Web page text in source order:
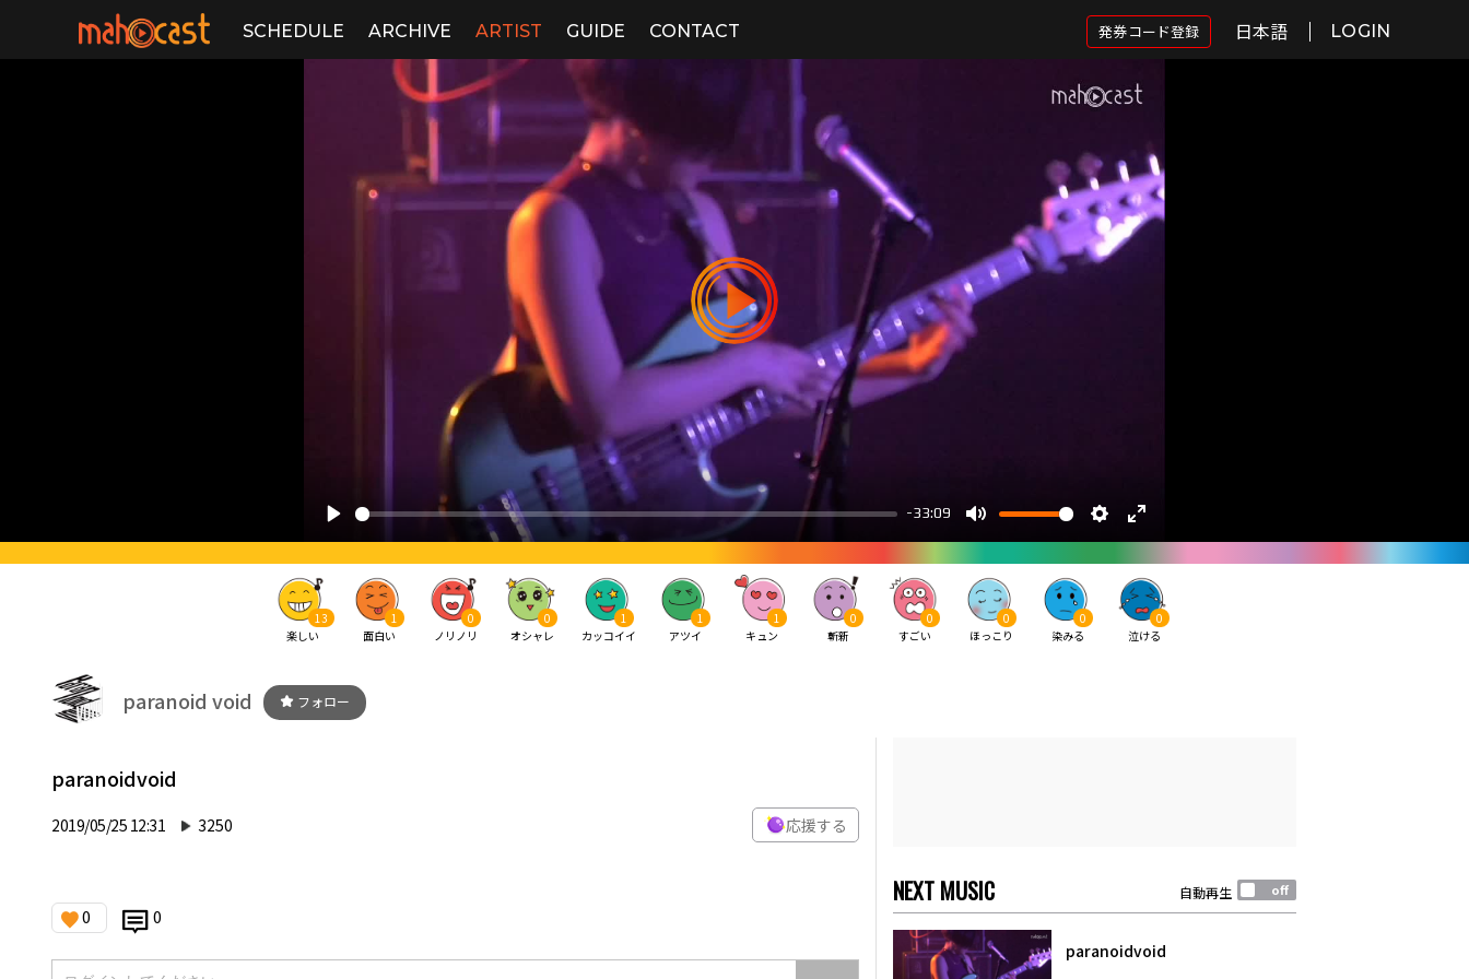
SCHEDULE ARCHIVE ARTIST GUIDE CONTACT 発券コード登録 日本語 LOGIN
13
楽しい
1
面白い
0
ノリノリ
0
オシャレ
1
カッコイイ
1
アツイ
1
キュン
0
斬新
0
すごい
0
ほっこり
0
染みる
0
泣ける
paranoid void フォロー
paranoidvoid
2019/05/25 12:31 3250 応援する
0 0
NEXT MUSIC 自動再生
paranoidvoid